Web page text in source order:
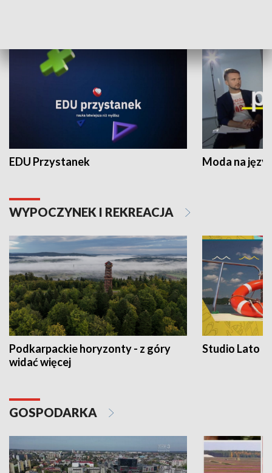
EDU Przystanek Moda na
WYPOCZYNEK I REKREACJA
Podkarpackie horyzonty - z góry
widać więcej
Studio Lato
GOSPODARKA